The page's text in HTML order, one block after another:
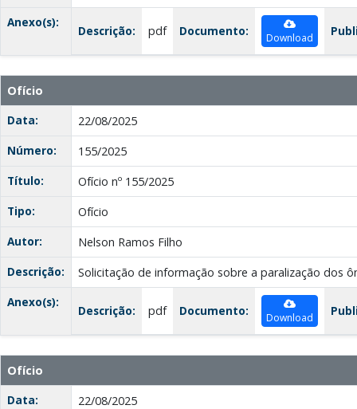
Anexo(s):
Descrição: pdf Documento: Download
Ofício
Data:
22/08/2025
Número:
155/2025
Título:
Ofício nº 155/2025
Tipo:
Ofício
Autor:
Nelson Ramos Filho
Descrição:
Solicitação de informação sobre a paralização dos
Anexo(s):
Descrição: pdf Documento: Download
Ofício
Data:
22/08/2025